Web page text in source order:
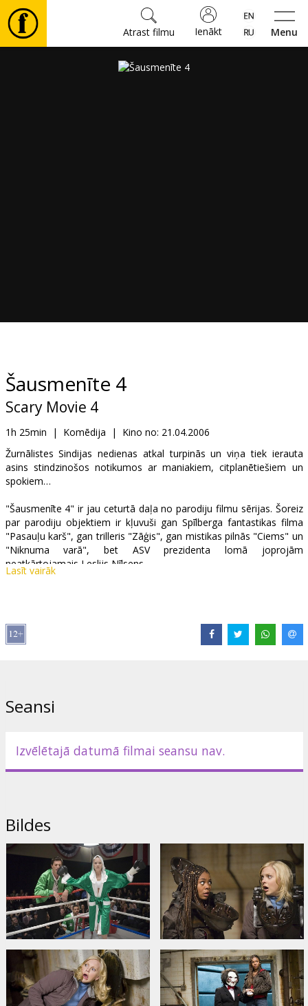
Menu
Ienākt
Atrast filmu
B2B
Kino
Klubs
Šausmenīte 4
Scary Movie 4
1h 25min | Komēdija | Kino no: 21.04.2006
Žurnālistes Sindijas nedienas atkal turpinās un viņa tiek ierauta
asins stindzinošos notikumos ar maniakiem, citplanētiešiem un
spokiem…
"Šausmenīte 4" ir jau ceturtā daļa no parodiju filmu sērijas. Šoreiz
par parodiju objektiem ir kļuvuši gan Spīlberga fantastikas filma
"Pasauļu karš", gan trilleris "Zāģis", gan mistikas pilnās "Ciems" un
"Niknuma varā", bet ASV prezidenta lomā joprojām
neatkārtojamais Leslijs Nīlsens.
Filma angļu valodā ar subtitriem latviešu un krievu valodās.
Lasīt vairāk
Seansi
Izvēlētajā datumā filmai seansu nav.
Bildes